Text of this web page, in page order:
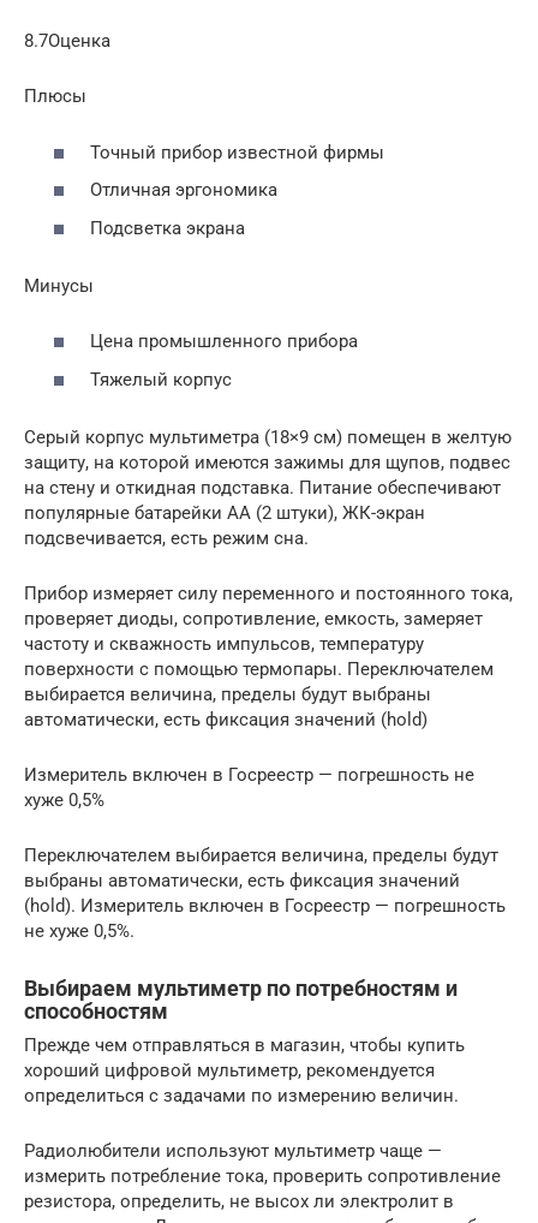
8.7Оценка
Плюсы
Точный прибор известной фирмы
Отличная эргономика
Подсветка экрана
Минусы
Цена промышленного прибора
Тяжелый корпус
Серый корпус мультиметра (18×9 см) помещен в желтую
защиту, на которой имеются зажимы для щупов, подвес
на стену и откидная подставка. Питание обеспечивают
популярные батарейки AA (2 штуки), ЖК-экран
подсвечивается, есть режим сна.
Прибор измеряет силу переменного и постоянного тока,
проверяет диоды, сопротивление, емкость, замеряет
частоту и скважность импульсов, температуру
поверхности с помощью термопары. Переключателем
выбирается величина, пределы будут выбраны
автоматически, есть фиксация значений (hold)
Измеритель включен в Госреестр — погрешность не
хуже 0,5%
Переключателем выбирается величина, пределы будут
выбраны автоматически, есть фиксация значений
(hold). Измеритель включен в Госреестр — погрешность
не хуже 0,5%.
Выбираем мультиметр по потребностям и
способностям
Прежде чем отправляться в магазин, чтобы купить
хороший цифровой мультиметр, рекомендуется
определиться с задачами по измерению величин.
Радиолюбители используют мультиметр чаще —
измерить потребление тока, проверить сопротивление
резистора, определить, не высох ли электролит в